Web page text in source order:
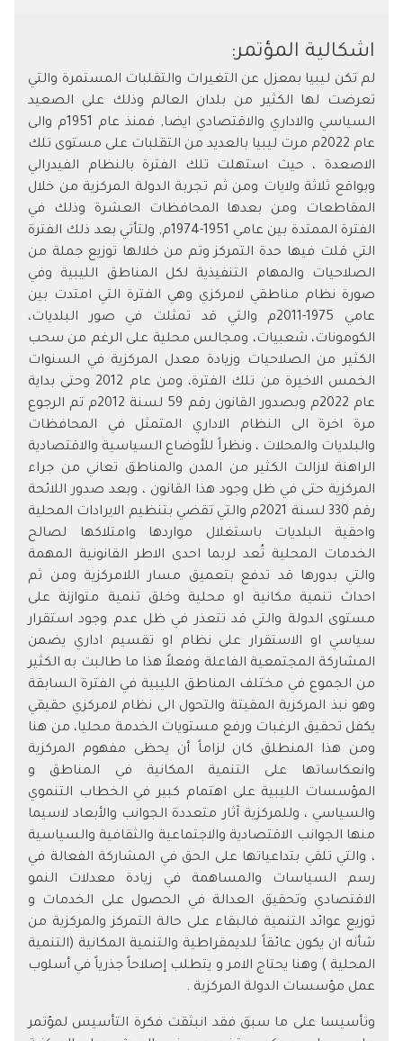
اشكالية المؤتمر:
لم تكن ليبيا بمعزل عن التغيرات والتقلبات المستمرة والتي
تعرضت لها الكثير من بلدان العالم وذلك على الصعيد
السياسي والاداري والاقتصادي ايضا, فمنذ عام 1951م والى
عام 2022م مرت ليبيا بالعديد من التقلبات على مستوى تلك
الاصعدة ، حيث استهلت تلك الفترة بالنظام الفيدرالي
وبواقع ثلاثة ولايات ومن ثم تجربة الدولة المركزية من خلال
المقاطعات ومن بعدها المحافظات العشرة وذلك في
الفترة الممتدة بين عامي 1951-1974م, ولتأتي بعد ذلك الفترة
التي قلت فيها حدة التمركز وتم من خلالها توزيع جملة من
الصلاحيات والمهام التنفيذية لكل المناطق الليبية وفي
صورة نظام مناطقي لامركزي وهي الفترة التي امتدت بين
عامي 1975-2011م والتي قد تمثلت في صور البلديات،
الكومونات، شعبيات، ومجالس محلية على الرغم من سحب
الكثير من الصلاحيات وزيادة معدل المركزية في السنوات
الخمس الاخيرة من تلك الفترة، ومن عام 2012 وحتى بداية
عام 2022م وبصدور القانون رقم 59 لسنة 2012م تم الرجوع
مرة اخرة الى النظام الاداري المتمثل في المحافظات
والبلديات والمحلات ، ونظراً للأوضاع السياسية والاقتصادية
الراهنة لازالت الكثير من المدن والمناطق تعاني من جراء
المركزية حتى في ظل وجود هذا القانون ، وبعد صدور اللائحة
رقم 330 لسنة 2021م والتي تقضي بتنظيم الايرادات المحلية
واحقية البلديات باستغلال مواردها وامتلاكها لصالح
الخدمات المحلية تُعد لربما احدى الاطر القانونية المهمة
والتي بدورها قد تدفع بتعميق مسار اللامركزية ومن ثم
احداث تنمية مكانية او محلية وخلق تنمية متوازنة على
مستوى الدولة والتي قد تتعذر في ظل عدم وجود استقرار
سياسي او الاستقرار على نظام او تقسيم اداري يضمن
المشاركة المجتمعية الفاعلة وفعلاً هذا ما طالبت به الكثير
من الجموع في مختلف المناطق الليبية في الفترة السابقة
وهو نبذ المركزية المقيتة والتحول الى نظام لامركزي حقيقي
يكفل تحقيق الرغبات ورفع مستويات الخدمة محليا، من هنا
ومن هذا المنطلق كان لزاماً أن يحظى مفهوم المركزية
وانعكاساتها على التنمية المكانية في المناطق و
المؤسسات الليبية على اهتمام كبير في الخطاب التنموي
والسياسي ، وللمركزية آثار متعددة الجوانب والأبعاد لاسيما
منها الجوانب الاقتصادية والاجتماعية والثقافية والسياسية
، والتي تلقي بتداعياتها على الحق في المشاركة الفعالة في
رسم السياسات والمساهمة في زيادة معدلات النمو
الاقتصادي وتحقيق العدالة في الحصول على الخدمات و
توزيع عوائد التنمية فالبقاء على حالة التمركز والمركزية من
شأنه ان يكون عائقاً للديمقراطية والتنمية المكانية (التنمية
المحلية ) وهنا يحتاج الامر و يتطلب إصلاحاً جذرياً في أسلوب
عمل مؤسسات الدولة المركزية .
وتأسيسا على ما سبق فقد انبثقت فكرة التأسيس لمؤتمر